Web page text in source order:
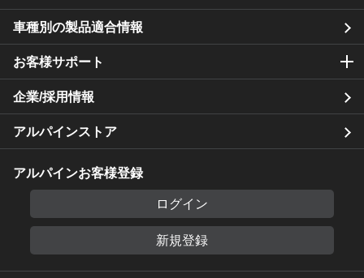
車種別の製品適合情報
お客様サポート
企業/採用情報
アルパインストア
アルパインお客様登録
ログイン
新規登録